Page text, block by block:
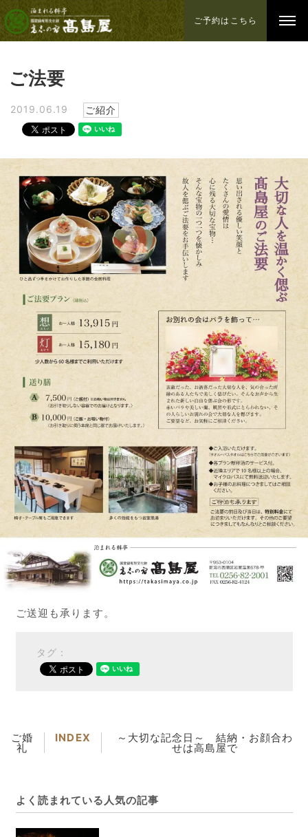
ご予約はこちら
ご法要
2019.06.19 ご紹介
ご送迎も承ります。
タグ：
ご婚
礼
INDEX ～大切な記念日～ 結納・お顔合わ
せは高島屋で
よく読まれている人気の記事